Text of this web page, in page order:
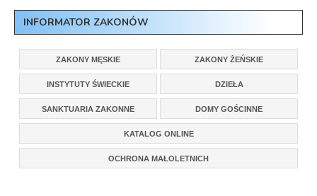
INFORMATOR ZAKONÓW
ZAKONY MĘSKIE ZAKONY ŻEŃSKIE
INSTYTUTY ŚWIECKIE DZIEŁA
SANKTUARIA ZAKONNE DOMY GOŚCINNE
KATALOG ONLINE
OCHRONA MAŁOLETNICH